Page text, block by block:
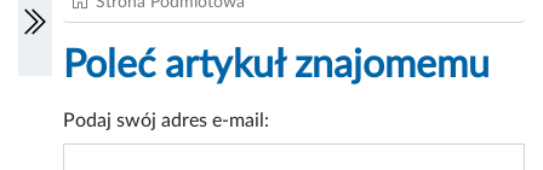
Poleć artykuł znajomemu
Podaj swój adres e-mail: